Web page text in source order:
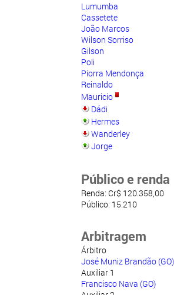
Lumumba
Cassetete
João Marcos
Wilson Sorriso
Gilson
Poli
Piorra Mendonça
Reinaldo
Mauricio
Dádi
Hermes
Wanderley
Jorge
Público e renda
Renda: Cr$ 120.358,00
Público: 15.210
Arbitragem
Árbitro
José Muniz Brandão (GO)
Auxiliar 1
Francisco Nava (GO)